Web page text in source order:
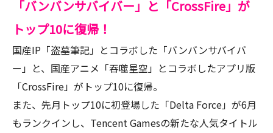
「バンバンサバイバー」と「CrossFire」が
トップ10に復帰！
国産IP「盗墓筆記」とコラボした「バンバンサバイバ
ー」と、国産アニメ「吞噬星空」とコラボしたアプリ版
「CrossFire」がトップ10に復帰。
また、先月トップ10に初登場した「Delta Force」が6月
もランクインし、Tencent Gamesの新たな人気タイトル